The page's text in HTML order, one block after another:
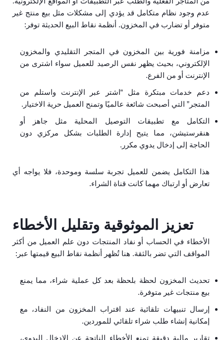
عدم وجود نظام متكامل قد يؤدي إلى مشكلات مثل بيع منتج غير
متوفر أو تضارب في المخزون. أنظمة نقاط البيع الحديثة توفر:
مزامنة فورية بين المخزون في المتجر التقليدي والمخزون
الإلكتروني، بحيث يظهر نفس الرصيد للعميل سواء اشترى من
الإنترنت أو من الفرع.
دعم خدمات مبتكرة مثل “اشتر عبر الإنترنت واستلم من
المتجر” التي أصبحت شائعة عالميًا وتمنح العميل حرية الاختيار.
التكامل مع تطبيقات التوصيل المحلية مثل جاهز أو
هنقرستيشن، مما يتيح إدارة الطلبات بشكل مركزي دون
الحاجة إلى إدخال يدوي مكرر.
هذا التكامل يضمن للعميل تجربة سلسة وموحدة، فلا يواجه أي
تعارض أو ارتباك مهما كانت قناة الشراء.
تعزيز الموثوقية وتقليل الأخطاء
الأخطاء في الحساب أو نفاد المنتجات دون علم العميل من أكثر
المواقف التي تضر بالثقة. هنا تُظهر أنظمة نقاط البيع قيمتها عبر:
تحديث المخزون لحظة بلحظة بعد كل عملية شراء، مما يمنع
بيع منتجات غير متوفرة.
إرسال تنبيهات تلقائية عند اقتراب المخزون من النفاد، مع
إمكانية إنشاء طلب شراء تلقائي للموردين.
تقارير مالية دقيقة تمنع الأخطاء الناتجة عن الإدخال اليدوي،